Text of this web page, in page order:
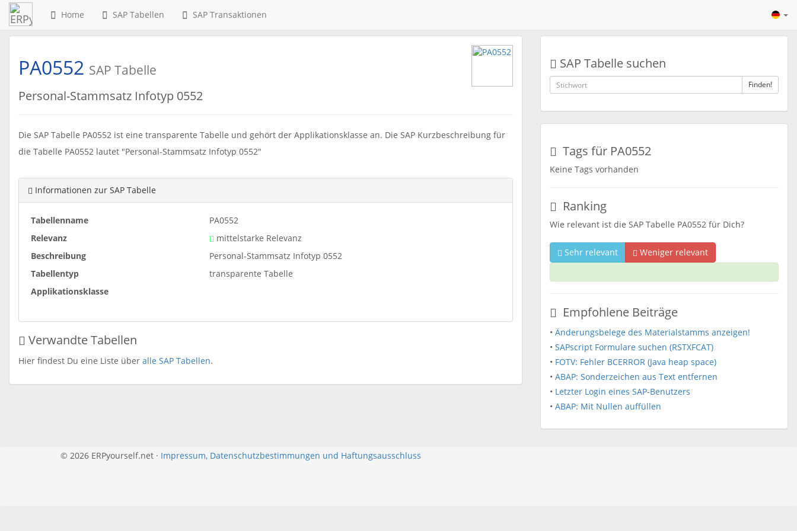
Home SAP Tabellen SAP Transaktionen
PA0552 SAP Tabelle
Personal-Stammsatz Infotyp 0552
Die SAP Tabelle PA0552 ist eine transparente Tabelle und gehört der Applikationsklasse an. Die SAP Kurzbeschreibung für
die Tabelle PA0552 lautet "Personal-Stammsatz Infotyp 0552"
Informationen zur SAP Tabelle
Tabellenname
PA0552
Relevanz
mittelstarke Relevanz
Beschreibung
Personal-Stammsatz Infotyp 0552
Tabellentyp
transparente Tabelle
Applikationsklasse
Verwandte Tabellen
Hier findest Du eine Liste über alle SAP Tabellen.
SAP Tabelle suchen
Finden!
Tags für PA0552
Keine Tags vorhanden
Ranking
Wie relevant ist die SAP Tabelle PA0552 für Dich?
Sehr relevant Weniger relevant
Empfohlene Beiträge
• Änderungsbelege des Materialstamms anzeigen!
• SAPscript Formulare suchen (RSTXFCAT)
• FOTV: Fehler BCERROR (Java heap space)
• ABAP: Sonderzeichen aus Text entfernen
• Letzter Login eines SAP-Benutzers
• ABAP: Mit Nullen auffüllen
© 2026 ERPyourself.net · Impressum, Datenschutzbestimmungen und Haftungsausschluss